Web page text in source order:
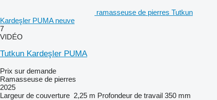
ramasseuse de pierres Tutkun
Kardeşler PUMA neuve
7
VIDÉO
Tutkun Kardeşler PUMA
Prix sur demande
Ramasseuse de pierres
2025
Largeur de couverture 2,25 m Profondeur de travail 350 mm